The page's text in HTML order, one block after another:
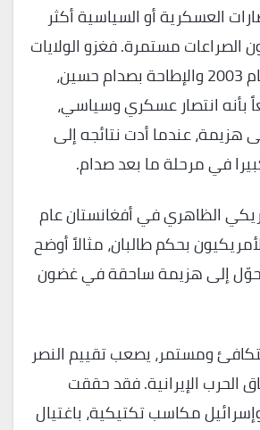
العسكرية أو السياسية أكثر
الصراعات مستمرة. فغزو الولايات
المتحدة للعراق عام 2003 والإطاحة بصدام حسين،
انتصار عسكري وسياسي،
هزيمة، عندما أدت نتائجه إلى
في مرحلة ما بعد صدام.
الظاهري في أفغانستان عام
الأمريكيون بحكم طالبان، مثالاً أوضح
إلى هزيمة ساحقة في غضون
ومستمر، يصعب تقييم النصر
الحرب الإيرانية. فقد حققت
مكاسب تكتيكية، باغتيال